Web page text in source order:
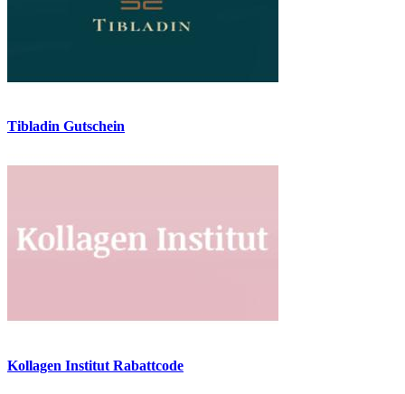
Tibladin Gutschein
Kollagen Institut Rabattcode